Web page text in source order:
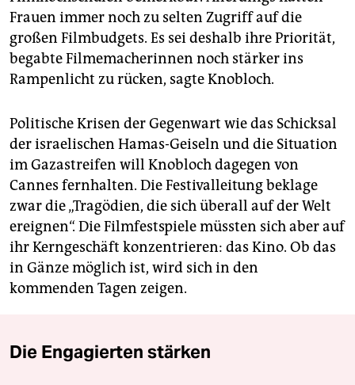
Frauen immer noch zu selten Zugriff auf die
großen Filmbudgets. Es sei deshalb ihre Priorität,
begabte Filmemacherinnen noch stärker ins
Rampenlicht zu rücken, sagte Knobloch.
Politische Krisen der Gegenwart wie das Schicksal
der israelischen Hamas-Geiseln und die Situation
im Gazastreifen will Knobloch dagegen von
Cannes fernhalten. Die Festivalleitung beklage
zwar die „Tragödien, die sich überall auf der Welt
ereignen“. Die Filmfestspiele müssten sich aber auf
ihr Kerngeschäft konzentrieren: das Kino. Ob das
in Gänze möglich ist, wird sich in den
kommenden Tagen zeigen.
Die Engagierten stärken